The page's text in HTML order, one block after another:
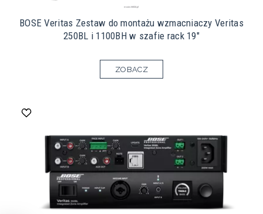
BOSE Veritas Zestaw do montażu wzmacniaczy Veritas
250BL i 1100BH w szafie rack 19"
ZOBACZ